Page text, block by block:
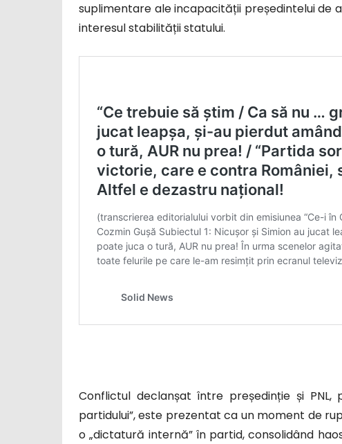
suplimentare ale incapacității președintelui de
interesul stabilității statului.
Conflictul declanșat între președinție și
partidului”, este prezentat ca un moment de
o „dictatură internă” în partid, consolidând